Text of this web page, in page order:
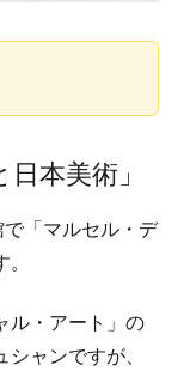
本美術」
「マルセル・デ
ル・アート」の
ャンですが、